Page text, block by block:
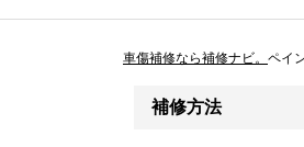
車傷補修なら補修ナビ。 ペイ
補修方法